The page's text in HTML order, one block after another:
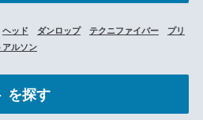
ヘッド ダンロップ テクニファイバー
プリ
アルソン
を探す